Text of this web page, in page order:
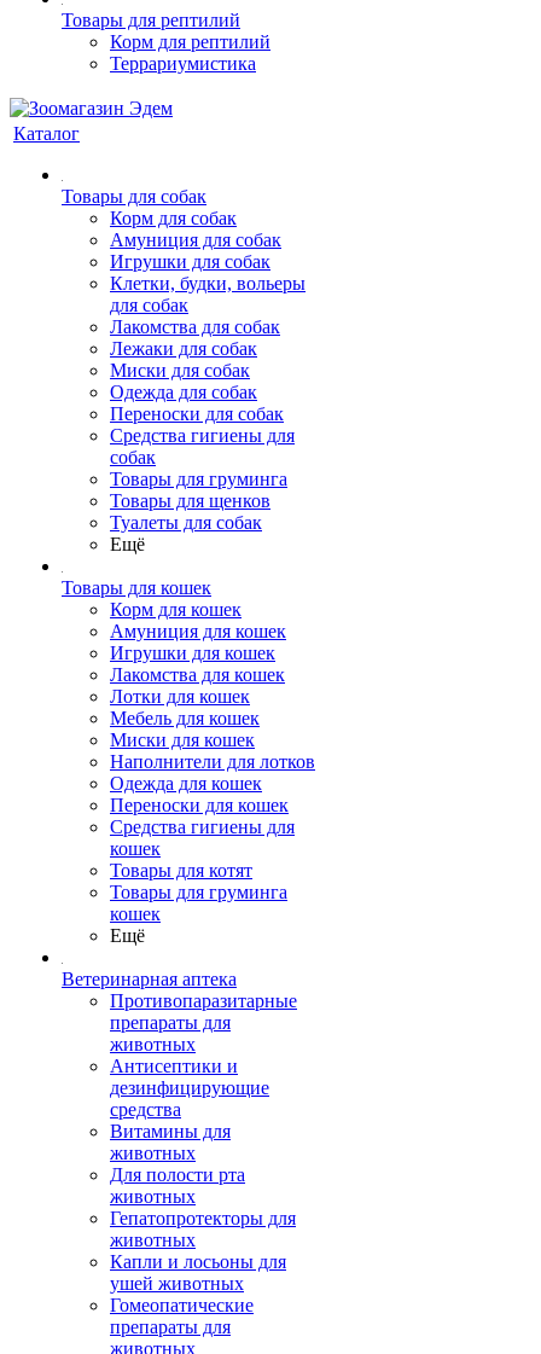
Товары для рептилий
Корм для рептилий
Террариумистика
Каталог
Товары для собак
Корм для собак
Амуниция для собак
Игрушки для собак
Клетки, будки, вольеры
для собак
Лакомства для собак
Лежаки для собак
Миски для собак
Одежда для собак
Переноски для собак
Средства гигиены для
собак
Товары для груминга
Товары для щенков
Туалеты для собак
Ещё
Товары для кошек
Корм для кошек
Амуниция для кошек
Игрушки для кошек
Лакомства для кошек
Лотки для кошек
Мебель для кошек
Миски для кошек
Наполнители для лотков
Одежда для кошек
Переноски для кошек
Средства гигиены для
кошек
Товары для котят
Товары для груминга
кошек
Ещё
Ветеринарная аптека
Противопаразитарные
препараты для
животных
Антисептики и
дезинфицирующие
средства
Витамины для
животных
Для полости рта
животных
Гепатопротекторы для
животных
Капли и лосьоны для
ушей животных
Гомеопатические
препараты для
животных